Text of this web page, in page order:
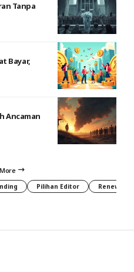
Tanpa
Bayar,
Ancaman
Pilihan Editor